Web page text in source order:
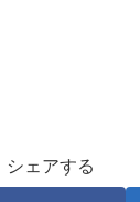
シェアする